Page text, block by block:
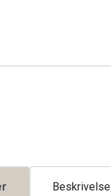
Beskrivelse